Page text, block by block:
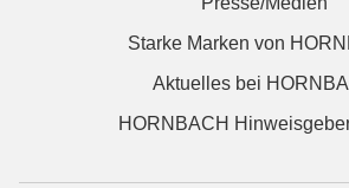
Starke Marken von
Aktuelles bei
HORNBACH